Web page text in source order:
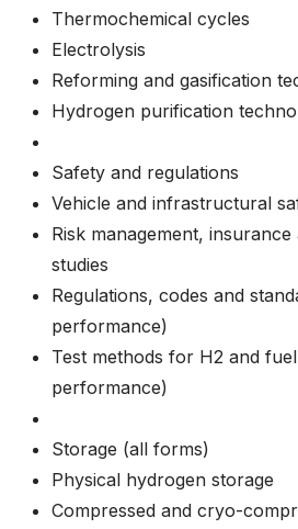
Thermochemical cycles
Electrolysis
Reforming and gasification
Hydrogen purification
Safety and regulations
Vehicle and infrastructural
Risk management,
studies
Regulations, codes and
performance)
Test methods for H2 and
performance)
Storage (all forms)
Physical hydrogen storage
Compressed and cryo-